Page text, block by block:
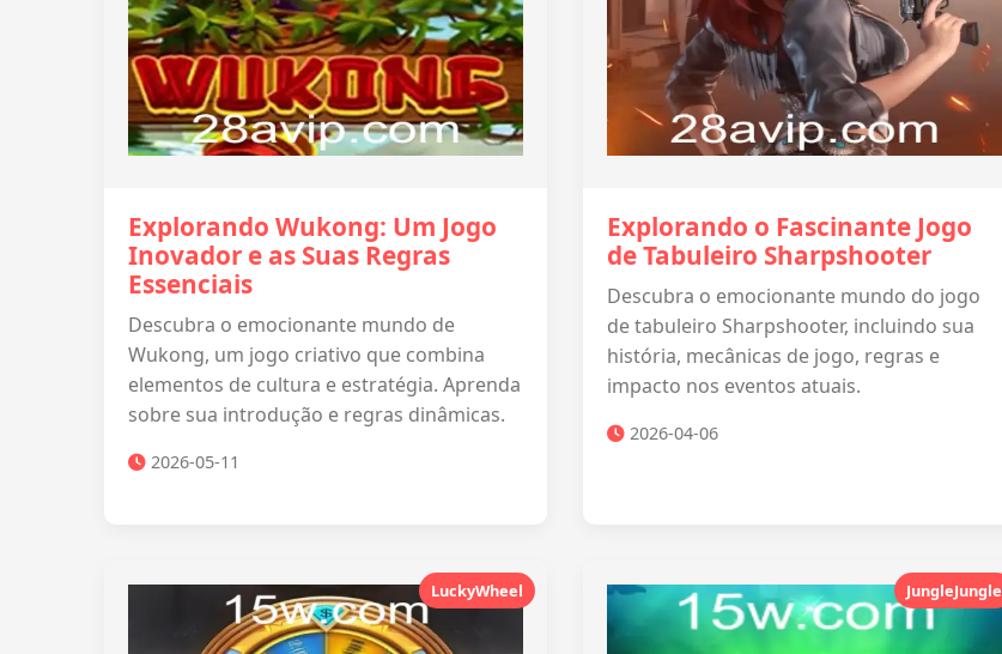
Explorando Wukong: Um Jogo
Inovador e as Suas Regras
Essenciais
Descubra o emocionante mundo de
Wukong, um jogo criativo que combina
elementos de cultura e estratégia. Aprenda
sobre sua introdução e regras dinâmicas.
2026-05-11
Explorando o Fascinante Jogo
de Tabuleiro Sharpshooter
Descubra o emocionante mundo do jogo
de tabuleiro Sharpshooter, incluindo sua
história, mecânicas de jogo, regras e
impacto nos eventos atuais.
2026-04-06
LuckyWheel JungleJungle